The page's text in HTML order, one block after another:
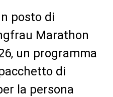
posto di
Marathon
un programma
di
la persona